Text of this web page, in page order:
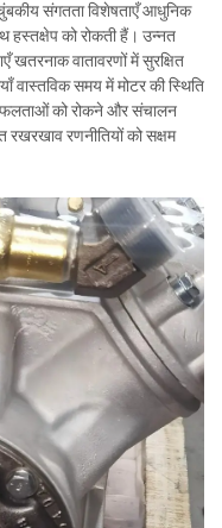
संगतता विशेषताएँ आधुनिक
को रोकती हैं। उन्नत
खतरनाक वातावरणों में सुरक्षित
वास्तविक समय में मोटर की स्थिति
को रोकने और संचालन
रखरखाव रणनीतियों को सक्षम